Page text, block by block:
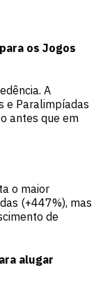
os Jogos
A
e Paralimpíadas
antes que em
o maior
(+447%), mas
de
alugar